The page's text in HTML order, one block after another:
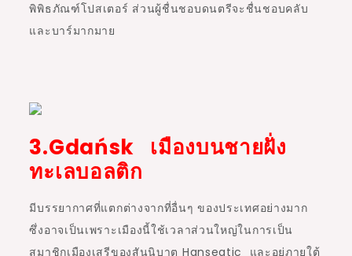
พิพิธภัณฑ์โปสเตอร์ ส่วนผู้ชื่นชอบดนตรีจะชื่นชอบคลับ
และบาร์มากมาย
3.Gdańsk เมืองบนชายฝั่ง
ทะเลบอลติก
มีบรรยากาศที่แตกต่างจากที่อื่นๆ ของประเทศอย่างมาก
ซึ่งอาจเป็นเพราะเมืองนี้ใช้เวลาส่วนใหญ่ในการเป็น
สมาชิกเมืองเสรีของสันนิบาต Hanseatic และอยู่ภายใต้